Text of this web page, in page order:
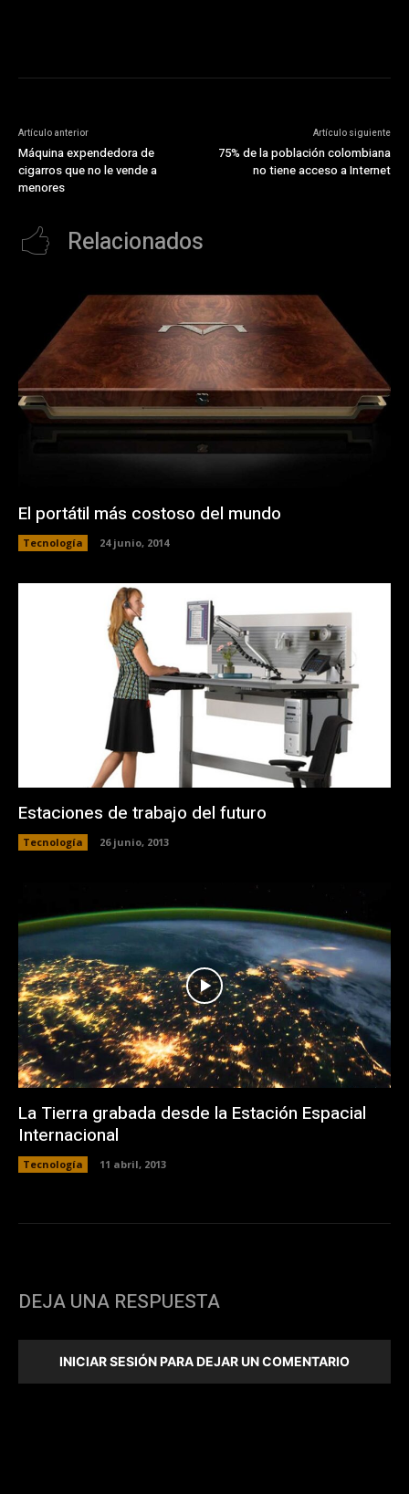
Artículo anterior
Máquina expendedora de
cigarros que no le vende a
menores
Artículo siguiente
75% de la población colombiana
no tiene acceso a Internet
Relacionados
El portátil más costoso del mundo
Tecnología 24 junio, 2014
Estaciones de trabajo del futuro
Tecnología 26 junio, 2013
La Tierra grabada desde la Estación Espacial
Internacional
Tecnología 11 abril, 2013
DEJA UNA RESPUESTA
INICIAR SESIÓN PARA DEJAR UN COMENTARIO